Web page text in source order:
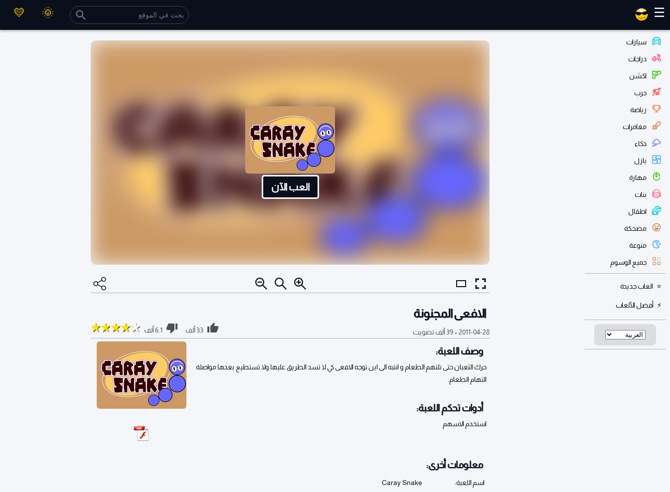
☰
سيارات
دراجات
اكشن
حرب
رياضة
مغامرات
ذكاء
بازل
مهارة
بنات
اطفال
مضحكة
منوعة
جميع الوسوم
العاب جديدة
أفضل الألعاب
العب الآن
الافعى المجنونة
2011-04-28
• 39 ألف تصويت 33 ألف 6.1 ألف
وصف اللعبة:
حرك الثعبان حتى تلتهم الطعام و انتبه الى اين توجه الافعى كي لا تسد الطريق عليها ولا تستطيع بعدها مواصلة
التهام الطعام.
أدوات تحكم اللعبة:
استخدم الاسهم
معلومات أخرى:
اسم اللعبة:
Caray Snake